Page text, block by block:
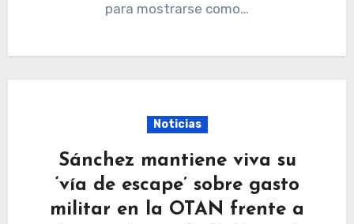
para mostrarse como…
Noticias
Sánchez mantiene viva su
‘vía de escape’ sobre gasto
militar en la OTAN frente a